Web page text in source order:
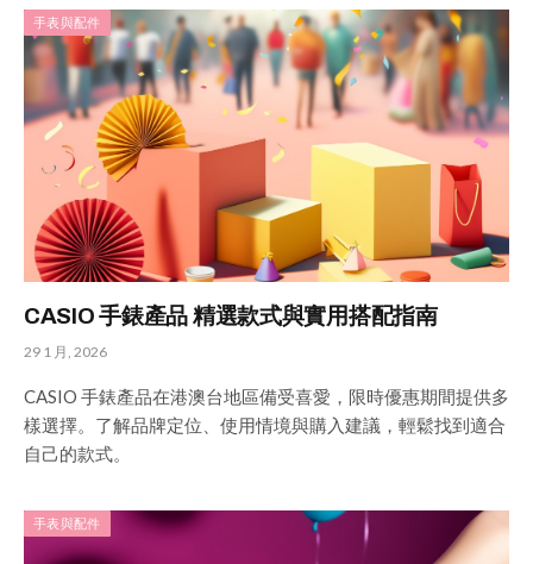
手表與配件
CASIO 手錶產品 精選款式與實用搭配指南
29 1 月, 2026
CASIO 手錶產品在港澳台地區備受喜愛，限時優惠期間提供多
樣選擇。了解品牌定位、使用情境與購入建議，輕鬆找到適合
自己的款式。
手表與配件